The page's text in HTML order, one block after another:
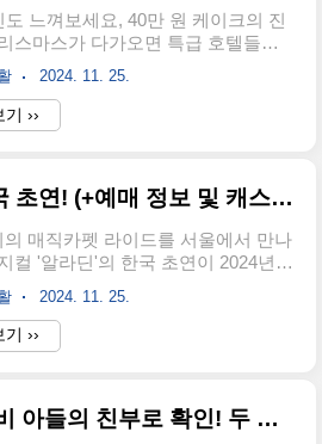
무휴로 제공하고 있습니다. 전기에
든 민원과 문의를 한 번에 처리할 수
시스템과 상담원 서비스를 이용
요. 📌 고객센터 전화번호유선전화:
이 ☎ 123휴대폰: 지역번호 + 123✅
도 느껴보세요, 40만 원 케이크의 진
스마스가 다가오면 특급 호텔들이
고급 케이크는 단순한 디저트를
나의 예술로 자리 잡고 있습니다. 특
신라호텔의 '더 테이스트 오브 럭셔
려한 디자인과 독창적인 재료로 많
을 모두 겸비한 최고급 디저트로, 연
이렇게 비쌀까?1. 고급 재료 사
신라호텔의 케이크는 겨울 트러플과
디저트 와인 샤또 디켐을 사용하여
파르나스에서는 회전하는 대관람차
2024. 11. 25.
››
알라딘 뮤키컬 한국 초연! (+예매 정보 및 캐스팅 공개)
의 매직카펫 라이드를 서울에서 만나
컬 '알라딘'의 한국 초연이 2024년
일부터 2025년 6월 22일까지 서울
어터에서 펼쳐집니다. 전 세계에서
는 디즈니 애니메이션을 원작으로 한
컬은 놀라운 스토리와 알란 멘켄의
미진진한 무대 효과, 완벽한 라이브
2024. 11. 25.
››
정우성, 모델 문가비 아들의 친부로 확인! 두 사람의 이야기와 양육 계획